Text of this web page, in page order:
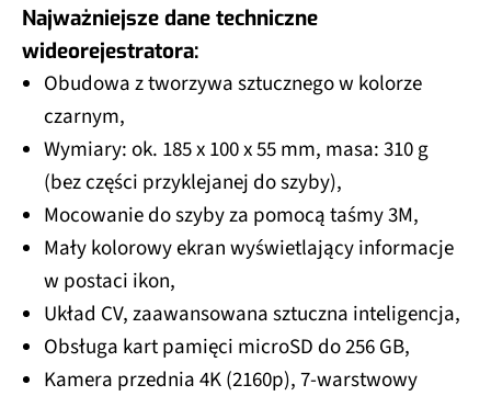
Najważniejsze dane techniczne
wideorejestratora:
Obudowa z tworzywa sztucznego w kolorze
czarnym,
Wymiary: ok. 185 x 100 x 55 mm, masa: 310 g
(bez części przyklejanej do szyby),
Mocowanie do szyby za pomocą taśmy 3M,
Mały kolorowy ekran wyświetlający informacje
w postaci ikon,
Układ CV, zaawansowana sztuczna inteligencja,
Obsługa kart pamięci microSD do 256 GB,
Kamera przednia 4K (2160p), 7-warstwowy